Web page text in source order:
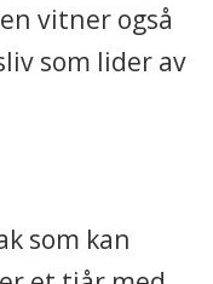
vitner også
som lider av
som kan